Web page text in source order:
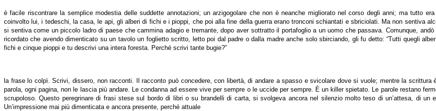
è facile riscontrare la semplice modestia delle suddette annotazioni; un arzigogolare che non è neanche migliorato nel corso degli anni; ma tutto
coinvolto lui, i tedeschi, la casa, le api, gli alberi di fichi e i pioppi, che poi alla fine della guerra erano tronconi schiantati e sbriciolati. Ma non sentiva
si sentiva come un piccolo ladro di paese che cammina adagio e tremante, dopo aver sottratto il portafoglio a un uomo che passava. Comunque,
ricordato che avendo dimenticato su un tavolo un foglietto scritto, letto poi dal padre o dalla madre anche solo sbirciando, gli fu detto: “Tutti quegli
fichi e cinque pioppi e tu descrivi una intera foresta. Perché scrivi tante bugie?”
la frase lo colpì. Scrivi, dissero, non racconti. Il racconto può concedere, con libertà, di andare a spasso e svicolare dove si vuole; mentre la
parola, ogni pagina, non le lascia più andare. Le condanna ad essere vive per sempre o le uccide per sempre. È un killer spietato. Le parole restano
scrupoloso. Questo peregrinare di frasi stese sul bordo di libri o su brandelli di carta, si svolgeva ancora nel silenzio molto teso di un’attesa, di un
Un’impressione mai più dimenticata e ancora presente, perché attuale